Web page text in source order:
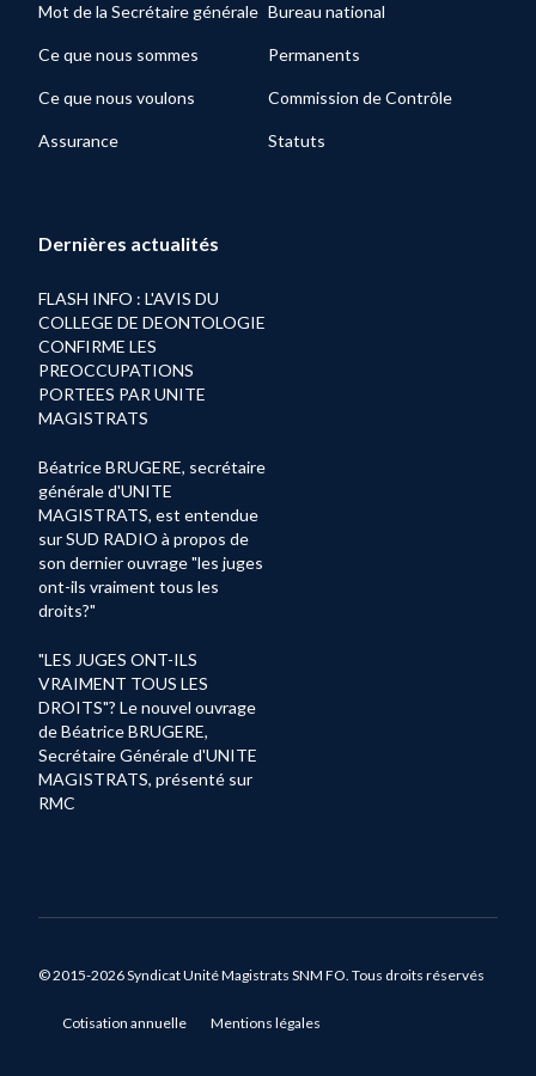
Mot de la Secrétaire générale
Ce que nous sommes
Ce que nous voulons
Assurance
Bureau national
Permanents
Commission de Contrôle
Statuts
Dernières actualités
FLASH INFO : L'AVIS DU
COLLEGE DE DEONTOLOGIE
CONFIRME LES
PREOCCUPATIONS
PORTEES PAR UNITE
MAGISTRATS
Béatrice BRUGERE, secrétaire
générale d'UNITE
MAGISTRATS, est entendue
sur SUD RADIO à propos de
son dernier ouvrage "les juges
ont-ils vraiment tous les
droits?"
"LES JUGES ONT-ILS
VRAIMENT TOUS LES
DROITS"? Le nouvel ouvrage
de Béatrice BRUGERE,
Secrétaire Générale d'UNITE
MAGISTRATS, présenté sur
RMC
© 2015-2026 Syndicat Unité Magistrats SNM FO. Tous droits réservés
Cotisation annuelle Mentions légales